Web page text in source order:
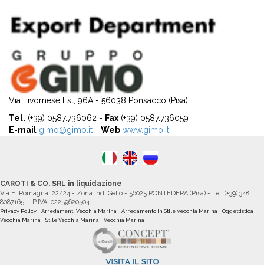
Via Livornese Est, 96A - 56038 Ponsacco (Pisa)
Tel. (+39) 0587.736062 - Fax(+39) 0587.736059
E-mail gimo@gimo.it - Web www.gimo.it
CAROTI & CO. SRL in liquidazione
Via E. Romagna, 22/24 - Zona Ind. Gello - 56025 PONTEDERA (Pisa) - Tel. (+39) 348
8087165 - P.IVA: 02259620504
Privacy Policy Arredamenti Vecchia Marina Arredamento in Stile Vecchia Marina
Oggettistica
Vecchia Marina
Stile Vecchia Marina Vecchia Marina